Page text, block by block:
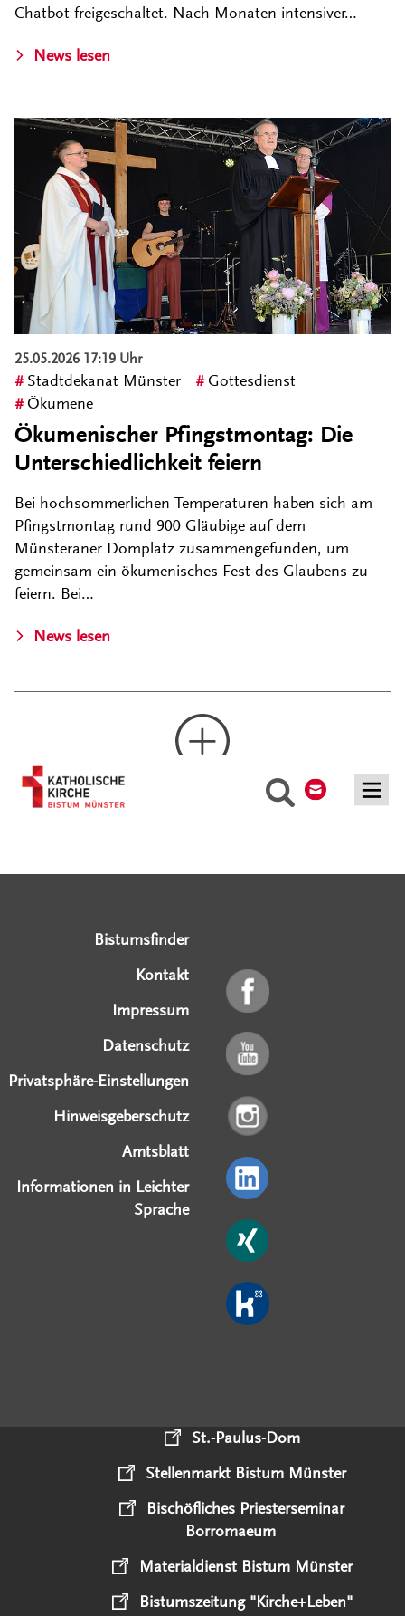
Suche
Chatbot freigeschaltet. Nach Monaten intensiver…
News lesen
25.05.2026 17:19 Uhr
Stadtdekanat Münster
Gottesdienst
Ökumene
Ökumenischer Pfingstmontag: Die
Unterschiedlichkeit feiern
Bei hochsommerlichen Temperaturen haben sich am
Pfingstmontag rund 900 Gläubige auf dem
Münsteraner Domplatz zusammengefunden, um
gemeinsam ein ökumenisches Fest des Glaubens zu
feiern. Bei…
News lesen
Bistumsfinder
Kontakt
Impressum
Datenschutz
Privatsphäre-Einstellungen
Hinweisgeberschutz
Amtsblatt
Informationen in Leichter
Sprache
St.-Paulus-Dom
Stellenmarkt Bistum Münster
Bischöfliches Priesterseminar
Borromaeum
Materialdienst Bistum Münster
Bistumszeitung "Kirche+Leben"